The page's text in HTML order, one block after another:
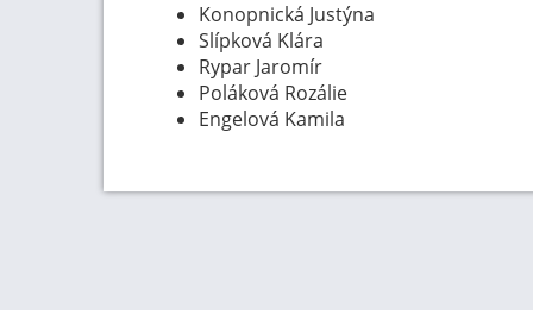
Konopnická Justýna
Slípková Klára
Rypar Jaromír
Poláková Rozálie
Engelová Kamila